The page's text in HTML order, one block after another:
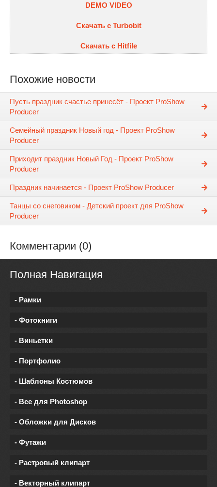
DEMO VIDEO
Скачать с Turbobit
Скачать с Hitfile
Похожие новости
Пусть праздник счастье принесёт - Проект ProShow
Producer
Семейный праздник Новый год - Проект ProShow
Producer
Приходит праздник Новый Год - Проект ProShow
Producer
Праздник начинается - Проект ProShow Producer
Танцы со снеговиком - Детский проект для ProShow
Producer
Комментарии (0)
Полная Навигация
- Рамки
- Фотокниги
- Виньетки
- Портфолио
- Шаблоны Костюмов
- Все для Photoshop
- Обложки для Дисков
- Футажи
- Растровый клипарт
- Векторный клипарт